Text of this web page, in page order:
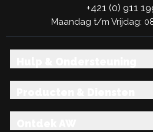
+421 (0) 911
Maandag t/m Vrijdag: